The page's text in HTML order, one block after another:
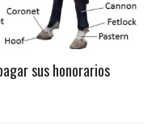
sus honorarios